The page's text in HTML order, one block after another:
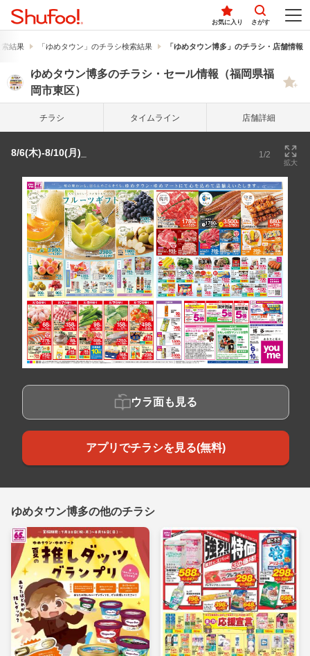
お気に入り さがす
結果 「ゆめタウン」のチラシ検索結果 「ゆめタウン博多」のチラシ・店舗情報
ゆめタウン博多のチラシ・セール情報（福岡県福
岡市東区）
チラシ タイム ライン 店舗詳細
8/6(木)-8/10(月)_ 1/2
拡大
ウラ面も見る
アプリでチラシを見る(無料)
ゆめタウン博多の他のチラシ